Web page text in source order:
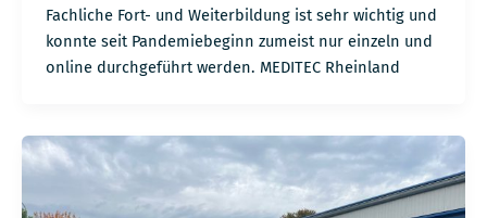
Fachliche Fort- und Weiterbildung ist sehr wichtig und
konnte seit Pandemiebeginn zumeist nur einzeln und
online durchgeführt werden. MEDITEC Rheinland